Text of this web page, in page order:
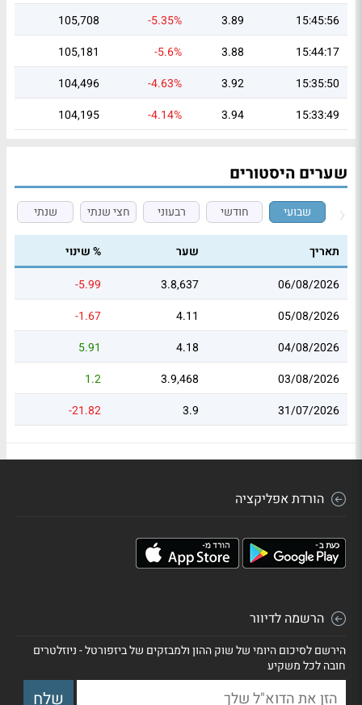
15:45:56
3.89
-5.35%
105,708
15:44:17
3.88
-5.6%
105,181
15:35:50
3.92
-4.63%
104,496
15:33:49
3.94
-4.14%
104,195
שערים היסטורים
שבועי חודשי רבעוני חצי שנתי שנתי
תאריך שער
% שינוי
06/08/2026
3.8,637
-5.99
05/08/2026
4.11
-1.67
04/08/2026
4.18
5.91
03/08/2026
3.9,468
1.2
31/07/2026
3.9
-21.82
הורדת אפליקציה
הרשמה לדיוור
הירשם לסיכום היומי של שוק ההון ולמבזקים של ביזפורטל - ניוזלטרים
חובה לכל משקיע